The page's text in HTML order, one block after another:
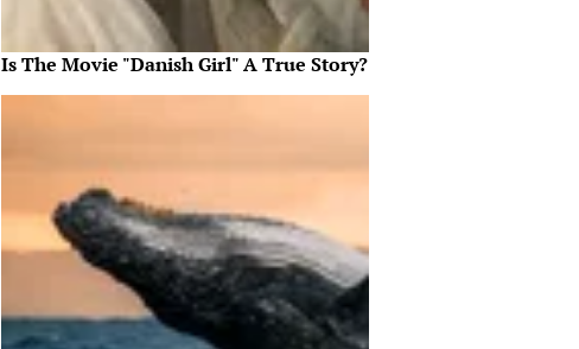
Is The Movie "Danish Girl" A True Story?